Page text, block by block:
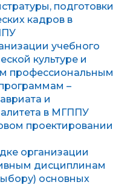
подготовки
кадров в
учебного
культуре и
профессиональным
–
и
в МГППУ
проектировании
организации
дисциплинам
основных